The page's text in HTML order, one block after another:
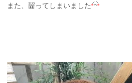
また、齧ってしまいました